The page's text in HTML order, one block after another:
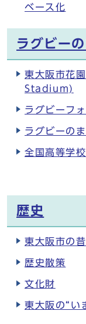
ベース化
ラグビー
東大阪市花
Stadium)
ラグビーフ
ラグビーの
全国高等学
歴史
東大阪市の
歴史散策
文化財
東大阪の“い